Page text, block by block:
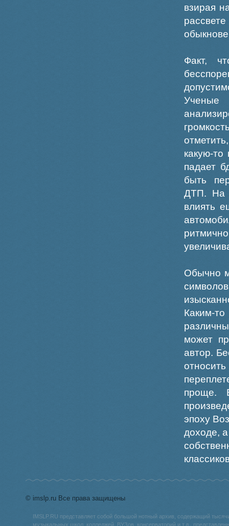
взирая
Факт,
Ученые
какую-
падает
быть
ДТП. На
влиять
Обычно
Каким-
может
автор.
проще.
эпоху
доходе,
© imslp.ru Все права защищены
IMSLP.RU представляет собой большой нотный архив, содержащий
музыкальных школ, колледжей, ВУЗов, консерваторий и т.д.,